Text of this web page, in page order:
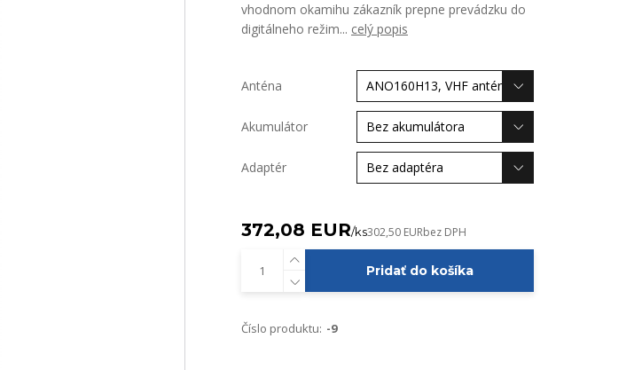
vhodnom okamihu zákazník prepne prevádzku do
digitálneho režim... celý popis
Anténa
Akumulátor
Adaptér
372,08 EUR/ks302,50 EURbez DPH
Pridať do košíka
Číslo produktu: -9